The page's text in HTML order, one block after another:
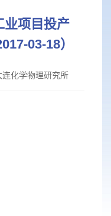
业项目投产
03-18）
连化学物理研究所